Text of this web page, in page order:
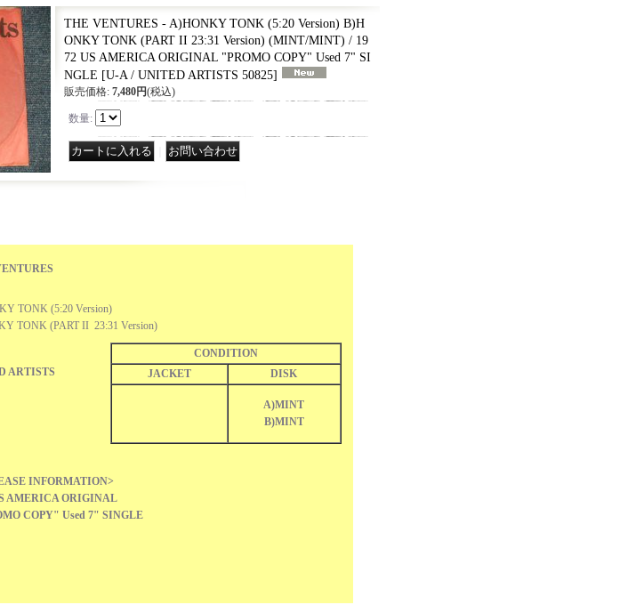
THE VENTURES - A)HONKY TONK (5:20 Version) B)H
ONKY TONK (PART II 23:31 Version) (MINT/MINT) / 19
72 US AMERICA ORIGINAL "PROMO COPY" Used 7" SI
NGLE [U-A / UNITED ARTISTS 50825]
販売価格: 7,480円(税込)
数量:
TONK (5:20 Version)
TONK (PART II 23:31 Version)
ARTISTS
CONDITION
JACKET
DISK
A)MINT
B)MINT
INFORMATION>
AMERICA ORIGINAL
COPY" Used 7" SINGLE